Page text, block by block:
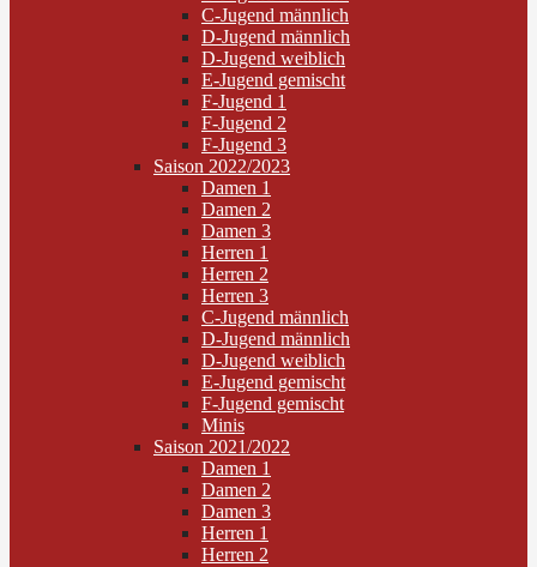
C-Jugend männlich
D-Jugend männlich
D-Jugend weiblich
E-Jugend gemischt
F-Jugend 1
F-Jugend 2
F-Jugend 3
Saison 2022/2023
Damen 1
Damen 2
Damen 3
Herren 1
Herren 2
Herren 3
C-Jugend männlich
D-Jugend männlich
D-Jugend weiblich
E-Jugend gemischt
F-Jugend gemischt
Minis
Saison 2021/2022
Damen 1
Damen 2
Damen 3
Herren 1
Herren 2